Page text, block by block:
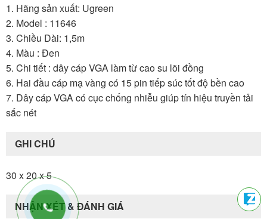
1. Hãng sản xuất: Ugreen
2. Model : 11646
3. Chiều Dài: 1,5m
4. Màu : Đen
5. Chi tiết : dây cáp VGA làm từ cao su lõi đồng
6. Hai đầu cáp mạ vàng có 15 pin tiếp súc tốt độ bền cao
7. Dây cáp VGA có cục chống nhiễu giúp tín hiệu truyền tải
sắc nét
GHI CHÚ
30 x 20 x 5
NHẬN XÉT & ĐÁNH GIÁ